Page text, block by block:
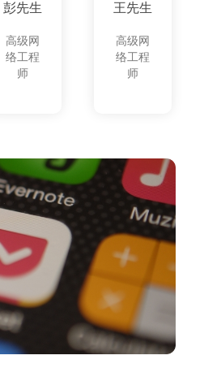
彭先生
高级网
络工程
师
王先生
高级网
络工程
师